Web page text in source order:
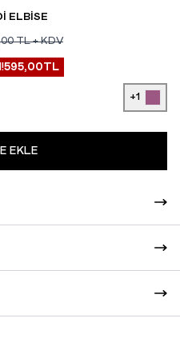
ELBISE
TL + KDV
595,00TL
+1
EKLE